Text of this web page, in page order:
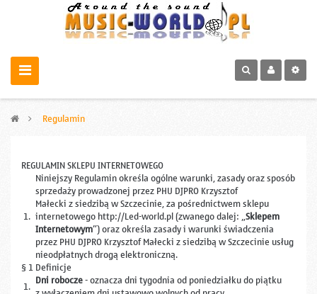
> Regulamin
REGULAMIN SKLEPU INTERNETOWEGO
1.
Niniejszy Regulamin określa ogólne warunki, zasady oraz sposób
sprzedaży prowadzonej przez PHU DJPRO Krzysztof
Małecki z siedzibą w Szczecinie, za pośrednictwem sklepu
internetowego http://Led-world.pl (zwanego dalej: „Sklepem
Internetowym”) oraz określa zasady i warunki świadczenia
przez PHU DJPRO Krzysztof Małecki z siedzibą w Szczecinie usług
nieodpłatnych drogą elektroniczną.
§ 1 Definicje
1. Dni robocze- oznacza dni tygodnia od poniedziałku do piątku